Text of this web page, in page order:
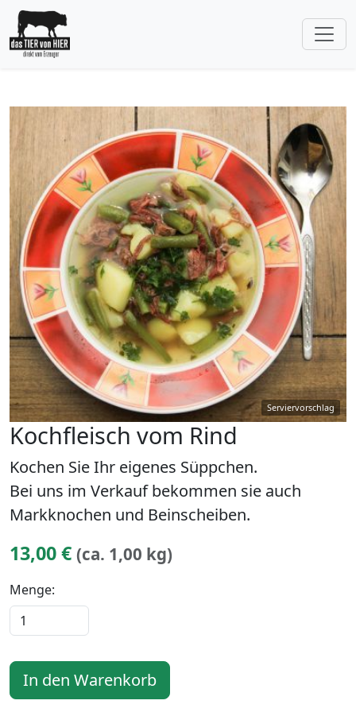
Kochfleisch vom Rind
Kochen Sie Ihr eigenes Süppchen.
Bei uns im Verkauf bekommen sie auch
Markknochen und Beinscheiben.
13,00 € (ca. 1,00 kg)
Menge:
In den Warenkorb